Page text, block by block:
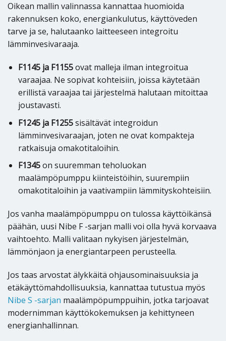
Oikean mallin valinnassa kannattaa huomioida
rakennuksen koko, energiankulutus, käyttöveden
tarve ja se, halutaanko laitteeseen integroitu
lämminvesivaraaja.
F1145 ja F1155ovat malleja ilman integroitua
varaajaa. Ne sopivat kohteisiin, joissa käytetään
erillistä varaajaa tai järjestelmä halutaan mitoittaa
joustavasti.
F1245 ja F1255sisältävät integroidun
lämminvesivaraajan, joten ne ovat kompakteja
ratkaisuja omakotitaloihin.
F1345on suuremman teholuokan
maalämpöpumppu kiinteistöihin, suurempiin
omakotitaloihin ja vaativampiin lämmityskohteisiin.
Jos vanha maalämpöpumppu on tulossa käyttöikänsä
päähän, uusi Nibe F -sarjan malli voi olla hyvä korvaava
vaihtoehto. Malli valitaan nykyisen järjestelmän,
lämmönjaon ja energiantarpeen perusteella.
Jos taas arvostat älykkäitä ohjausominaisuuksia ja
etäkäyttömahdollisuuksia, kannattaa tutustua myös
Nibe S -sarjan maalämpöpumppuihin, jotka tarjoavat
modernimman käyttökokemuksen ja kehittyneen
energianhallinnan.